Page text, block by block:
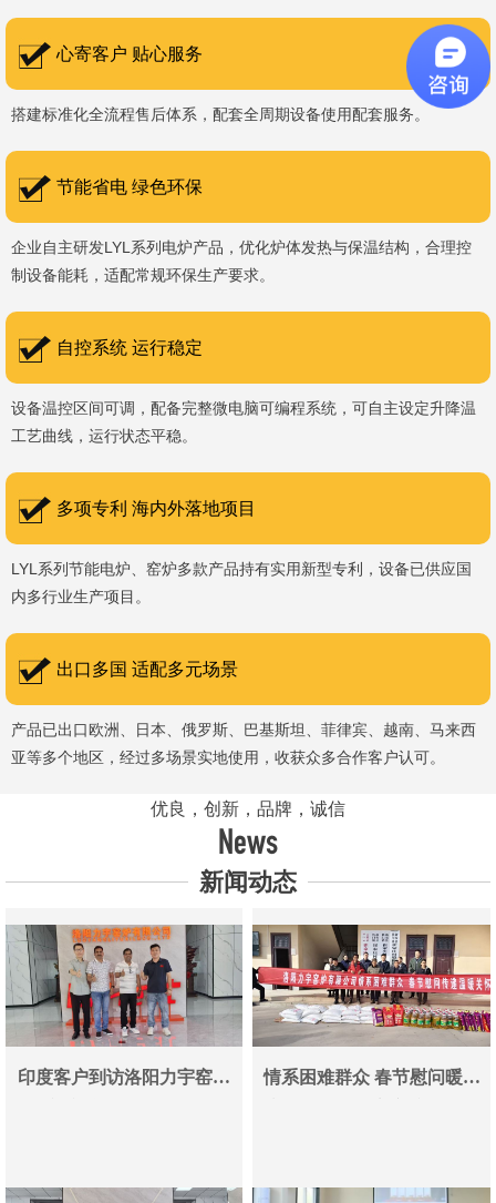
书编号：202207080）、河南省专精特新企业。 我们坚持以
科技促生产，以质量创品牌，以品牌创市场的战略发展，实现科学化
管理，我们以质量保证，服务完善，信誉良好的原则。 热诚欢迎
国内外新老客户前来参观洽谈，让我们携手，合作共赢，共创新未
来！洛阳新安工厂视频洛阳高新工厂视频
心寄客户 贴心服务
搭建标准化全流程售后体系，配套全周期设备使用配套服务。
节能省电 绿色环保
企业自主研发LYL系列电炉产品，优化炉体发热与保温结构，合理控
制设备能耗，适配常规环保生产要求。
自控系统 运行稳定
设备温控区间可调，配备完整微电脑可编程系统，可自主设定升降温
工艺曲线，运行状态平稳。
多项专利 海内外落地项目
LYL系列节能电炉、窑炉多款产品持有实用新型专利，设备已供应国
内多行业生产项目。
出口多国 适配多元场景
产品已出口欧洲、日本、俄罗斯、巴基斯坦、菲律宾、越南、马来西
亚等多个地区，经过多场景实地使用，收获众多合作客户认可。
优良，创新，品牌，诚信
News
新闻动态
印度客户到访洛阳力宇窑炉
情系困难群众 春节慰问暖人